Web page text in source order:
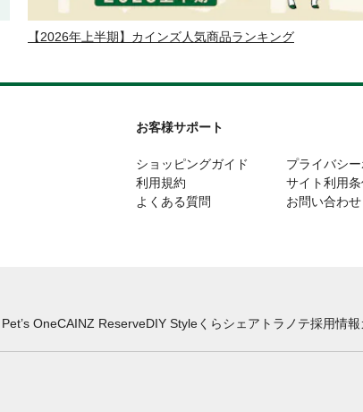
【2026年上半期】カインズ人気商品ランキング
お客様サポート
ショッピングガイド
利用規約
よくある質問
プライバシ
サイト利用
お問い合わせ
Pet’s OneCAINZ ReserveDIY Styleくらシェア トラノテ採用情報